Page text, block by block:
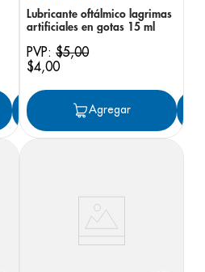
Agregar
Lubricante oftálmico lagrimas
artificiales en gotas 15 ml
PVP: $5,00
$4,00
Agregar